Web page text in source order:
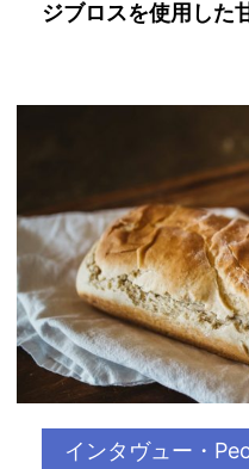
ジブロスを使用した
インタヴュー・